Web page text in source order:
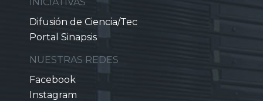
Difusión de Ciencia/Tec
Portal Sinapsis
NUESTRAS REDES
Facebook
Instagram